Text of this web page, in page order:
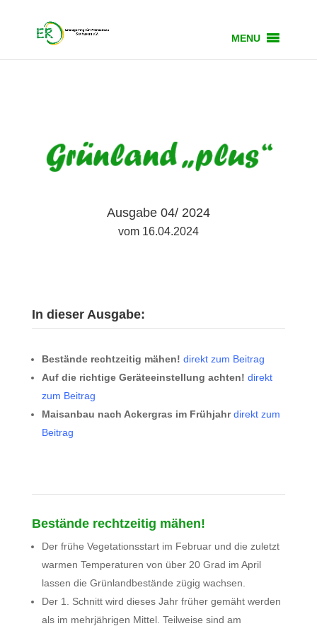
MENU
Ausgabe 04/ 2024
vom 16.04.2024
In dieser Ausgabe:
Bestände rechtzeitig mähen! direkt zum Beitrag
Auf die richtige Geräteeinstellung achten! direkt
zum Beitrag
Maisanbau nach Ackergras im Frühjahrdirekt zum
Beitrag
Bestände rechtzeitig mähen!
Der frühe Vegetationsstart im Februar und die zuletzt
warmen Temperaturen von über 20 Grad im April
lassen die Grünlandbestände zügig wachsen.
Der 1. Schnitt wird dieses Jahr früher gemäht werden
als im mehrjährigen Mittel. Teilweise sind am